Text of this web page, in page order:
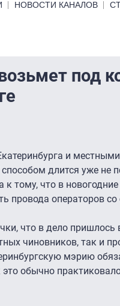
НОВОСТИ КАНАЛОВ
под
и
длится уже не
к тому, что в
провода операторов со
что в дело
чиновников, так и
мэрию
это обычно